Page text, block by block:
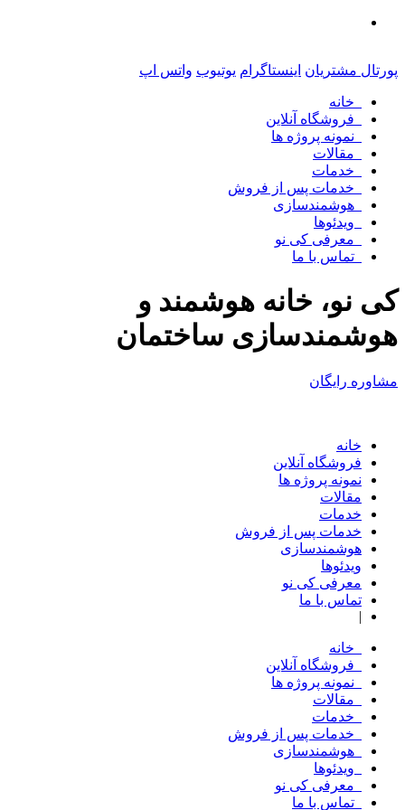
پورتال مشتریان اینستاگرام یوتیوب واتس اپ
خانه
فروشگاه آنلاین
نمونه پروژه ها
مقالات
خدمات
خدمات پس از فروش
هوشمندسازی
ویدئوها
معرفی کی نو
تماس با ما
کی نو، خانه هوشمند و
هوشمندسازی ساختمان
مشاوره رایگان
خانه
فروشگاه آنلاین
نمونه پروژه ها
مقالات
خدمات
خدمات پس از فروش
هوشمندسازی
ویدئوها
معرفی کی نو
تماس با ما
|
خانه
فروشگاه آنلاین
نمونه پروژه ها
مقالات
خدمات
خدمات پس از فروش
هوشمندسازی
ویدئوها
معرفی کی نو
تماس با ما